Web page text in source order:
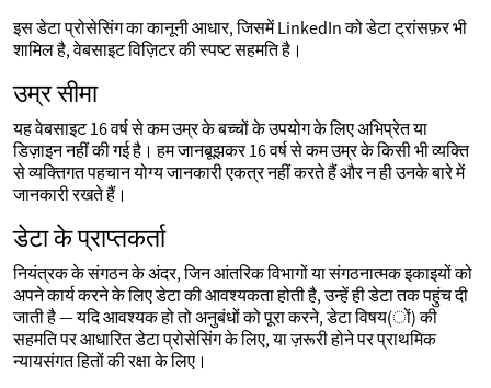
इस डेटा प्रोसेसिंग का कानूनी आधार, जिसमें LinkedIn को डेटा ट्रांसफ़र भी
शामिल है, वेबसाइट विज़िटर की स्पष्ट सहमति है।
उम्र सीमा
यह वेबसाइट 16 वर्ष से कम उम्र के बच्चों के उपयोग के लिए अभिप्रेत या
डिज़ाइन नहीं की गई है। हम जानबूझकर 16 वर्ष से कम उम्र के किसी भी व्यक्ति
से व्यक्तिगत पहचान योग्य जानकारी एकत्र नहीं करते हैं और न ही उनके बारे में
जानकारी रखते हैं।
डेटा के प्राप्तकर्ता
नियंत्रक के संगठन के अंदर, जिन आंतरिक विभागों या संगठनात्मक इकाइयों को
अपने कार्य करने के लिए डेटा की आवश्यकता होती है, उन्हें ही डेटा तक पहुंच दी
जाती है — यदि आवश्यक हो तो अनुबंधों को पूरा करने, डेटा विषय(ों) की
सहमति पर आधारित डेटा प्रोसेसिंग के लिए, या ज़रूरी होने पर प्राथमिक
न्यायसंगत हितों की रक्षा के लिए।